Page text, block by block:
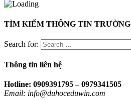
TÌM KIẾM THÔNG TIN TRƯỜNG
Search for:
Thông tin liên hệ
Hotline: 0909391795 – 0979341505
Email: info@duhoceduwin.com